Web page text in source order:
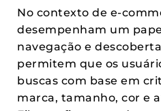
No contexto de e-
desempenham um
navegação e
permitem que os
buscas com base em
marca, tamanho, cor e